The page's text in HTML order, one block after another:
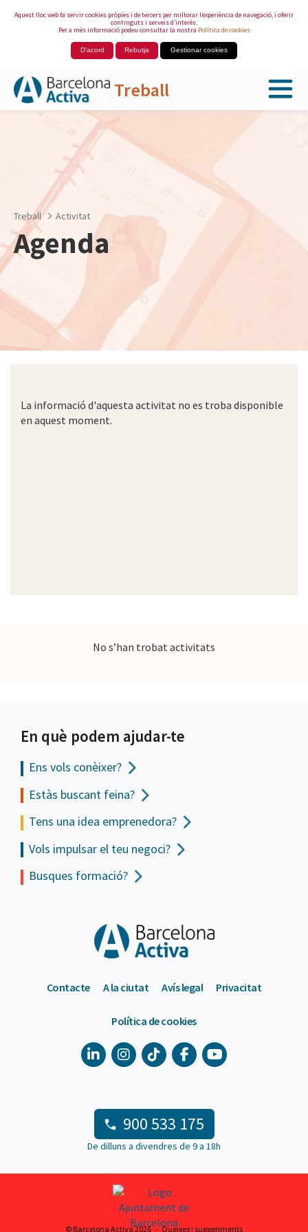
Aquest lloc web fa servir cookies pròpies i de tercers per millorar l’experiència de navegació, i oferir
continguts i serveis d’interès.
Per a més informació podeu consultar la nostra Política de cookies
D'acord Rebutja Gestionar cookies
Treball
Salta al contingut principal
Treball Activitat
Agenda
La informació d'aquesta activitat no es troba disponible
en aquest moment.
No s’han trobat activitats
En què podem ajudar-te
Ens vols conèixer?
Estàs buscant feina?
Tens una idea emprenedora?
Vols impulsar el teu negoci?
Busques formació?
Contacte A la ciutat Avís legal Privacitat
Política de cookies
900 533 175
De dilluns a divendres de 9 a 18h
© Barcelona Activa 2026 Queixes i suggeriments